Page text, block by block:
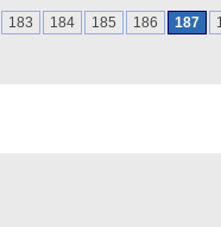
选择适合自己的专业
183 184 185 186 187